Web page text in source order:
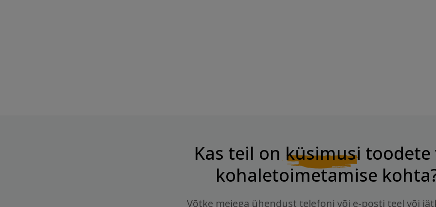
Kas teil on küsimusi toodete
kohaletoimetamise
Võtke meiega ühendust telefoni või e-posti teel või